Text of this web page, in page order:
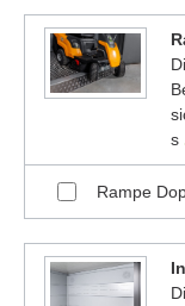
s
Rampe